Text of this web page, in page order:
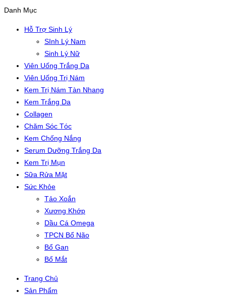
Danh Mục
Hỗ Trợ Sinh Lý
SInh Lý Nam
Sinh Lý Nữ
Viên Uống Trắng Da
Viên Uống Trị Nám
Kem Trị Nám Tàn Nhang
Kem Trắng Da
Collagen
Chăm Sóc Tóc
Kem Chống Nắng
Serum Dưỡng Trắng Da
Kem Trị Mụn
Sữa Rửa Mặt
Sức Khỏe
Tảo Xoắn
Xương Khớp
Dầu Cá Omega
TPCN Bổ Não
Bổ Gan
Bổ Mắt
Trang Chủ
Sản Phẩm